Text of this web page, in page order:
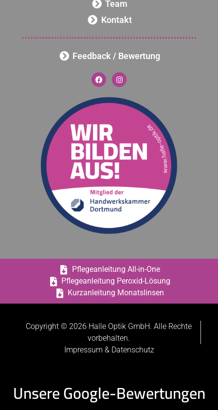
Team
Kontakt
Feedback / Bewertung
Pflegeanleitung All-in-One
Pflegeanleitung Peroxid-Lösung
Kurzanleitung Monatslinsen
Copyright © 2026 Halle Optik GmbH. Alle Rechte
vorbehalten.
Impressum & Datenschutz
Unsere Google-Bewertungen